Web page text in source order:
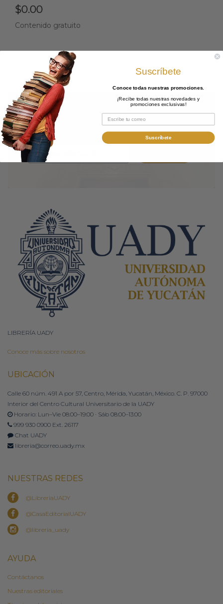
$0.00
Contenido gratuito
SUSCRÍBETE Y OBTÉN TODAS
NUESTRAS PROMOCIONES
LIBRERÍA UADY
Conoce más sobre nosotros
UBICACIÓN
Calle 60 núm. 491 A por 57, Centro, Mérida, Yucatán, México. C. P. 97000
Interior del Centro Cultural Universitario de la UADY
Horario: Lun–Vie 08:00–19:00 · Sáb 08:00–13:00
999 930 0900 Ext. 26117
Chat UADY
libreria@correo.uady.mx
NUESTRAS REDES
@LibreriaUADY
@CasaEditorialUADY
@libreria_uady
AYUDA
Contáctanos
Nuestras editoriales
Suscríbete
Conoce todas nuestras promociones
¡Recibe todas nuestras novedades y
promociones exclusivas!
Suscríbete